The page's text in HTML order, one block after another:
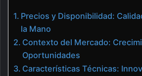
Precios y Disponibilidad:
la Mano
Contexto del Mercado:
Oportunidades
Características Técnicas: